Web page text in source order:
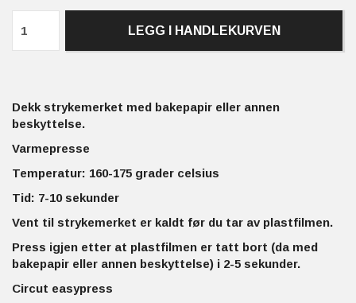
LEGG I HANDLEKURVEN
Dekk strykemerket med bakepapir eller annen
beskyttelse.
Varmepresse
Temperatur: 160-175 grader celsius
Tid: 7-10 sekunder
Vent til strykemerket er kaldt før du tar av plastfilmen.
Press igjen etter at plastfilmen er tatt bort (da med
bakepapir eller annen beskyttelse) i 2-5 sekunder.
Circut easypress